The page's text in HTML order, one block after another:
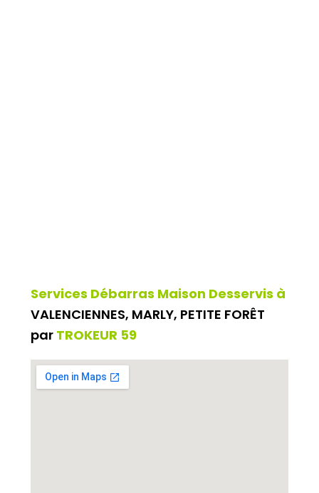
Services Débarras Maison Desservis à
VALENCIENNES, MARLY, PETITE FORÊT
par TROKEUR 59